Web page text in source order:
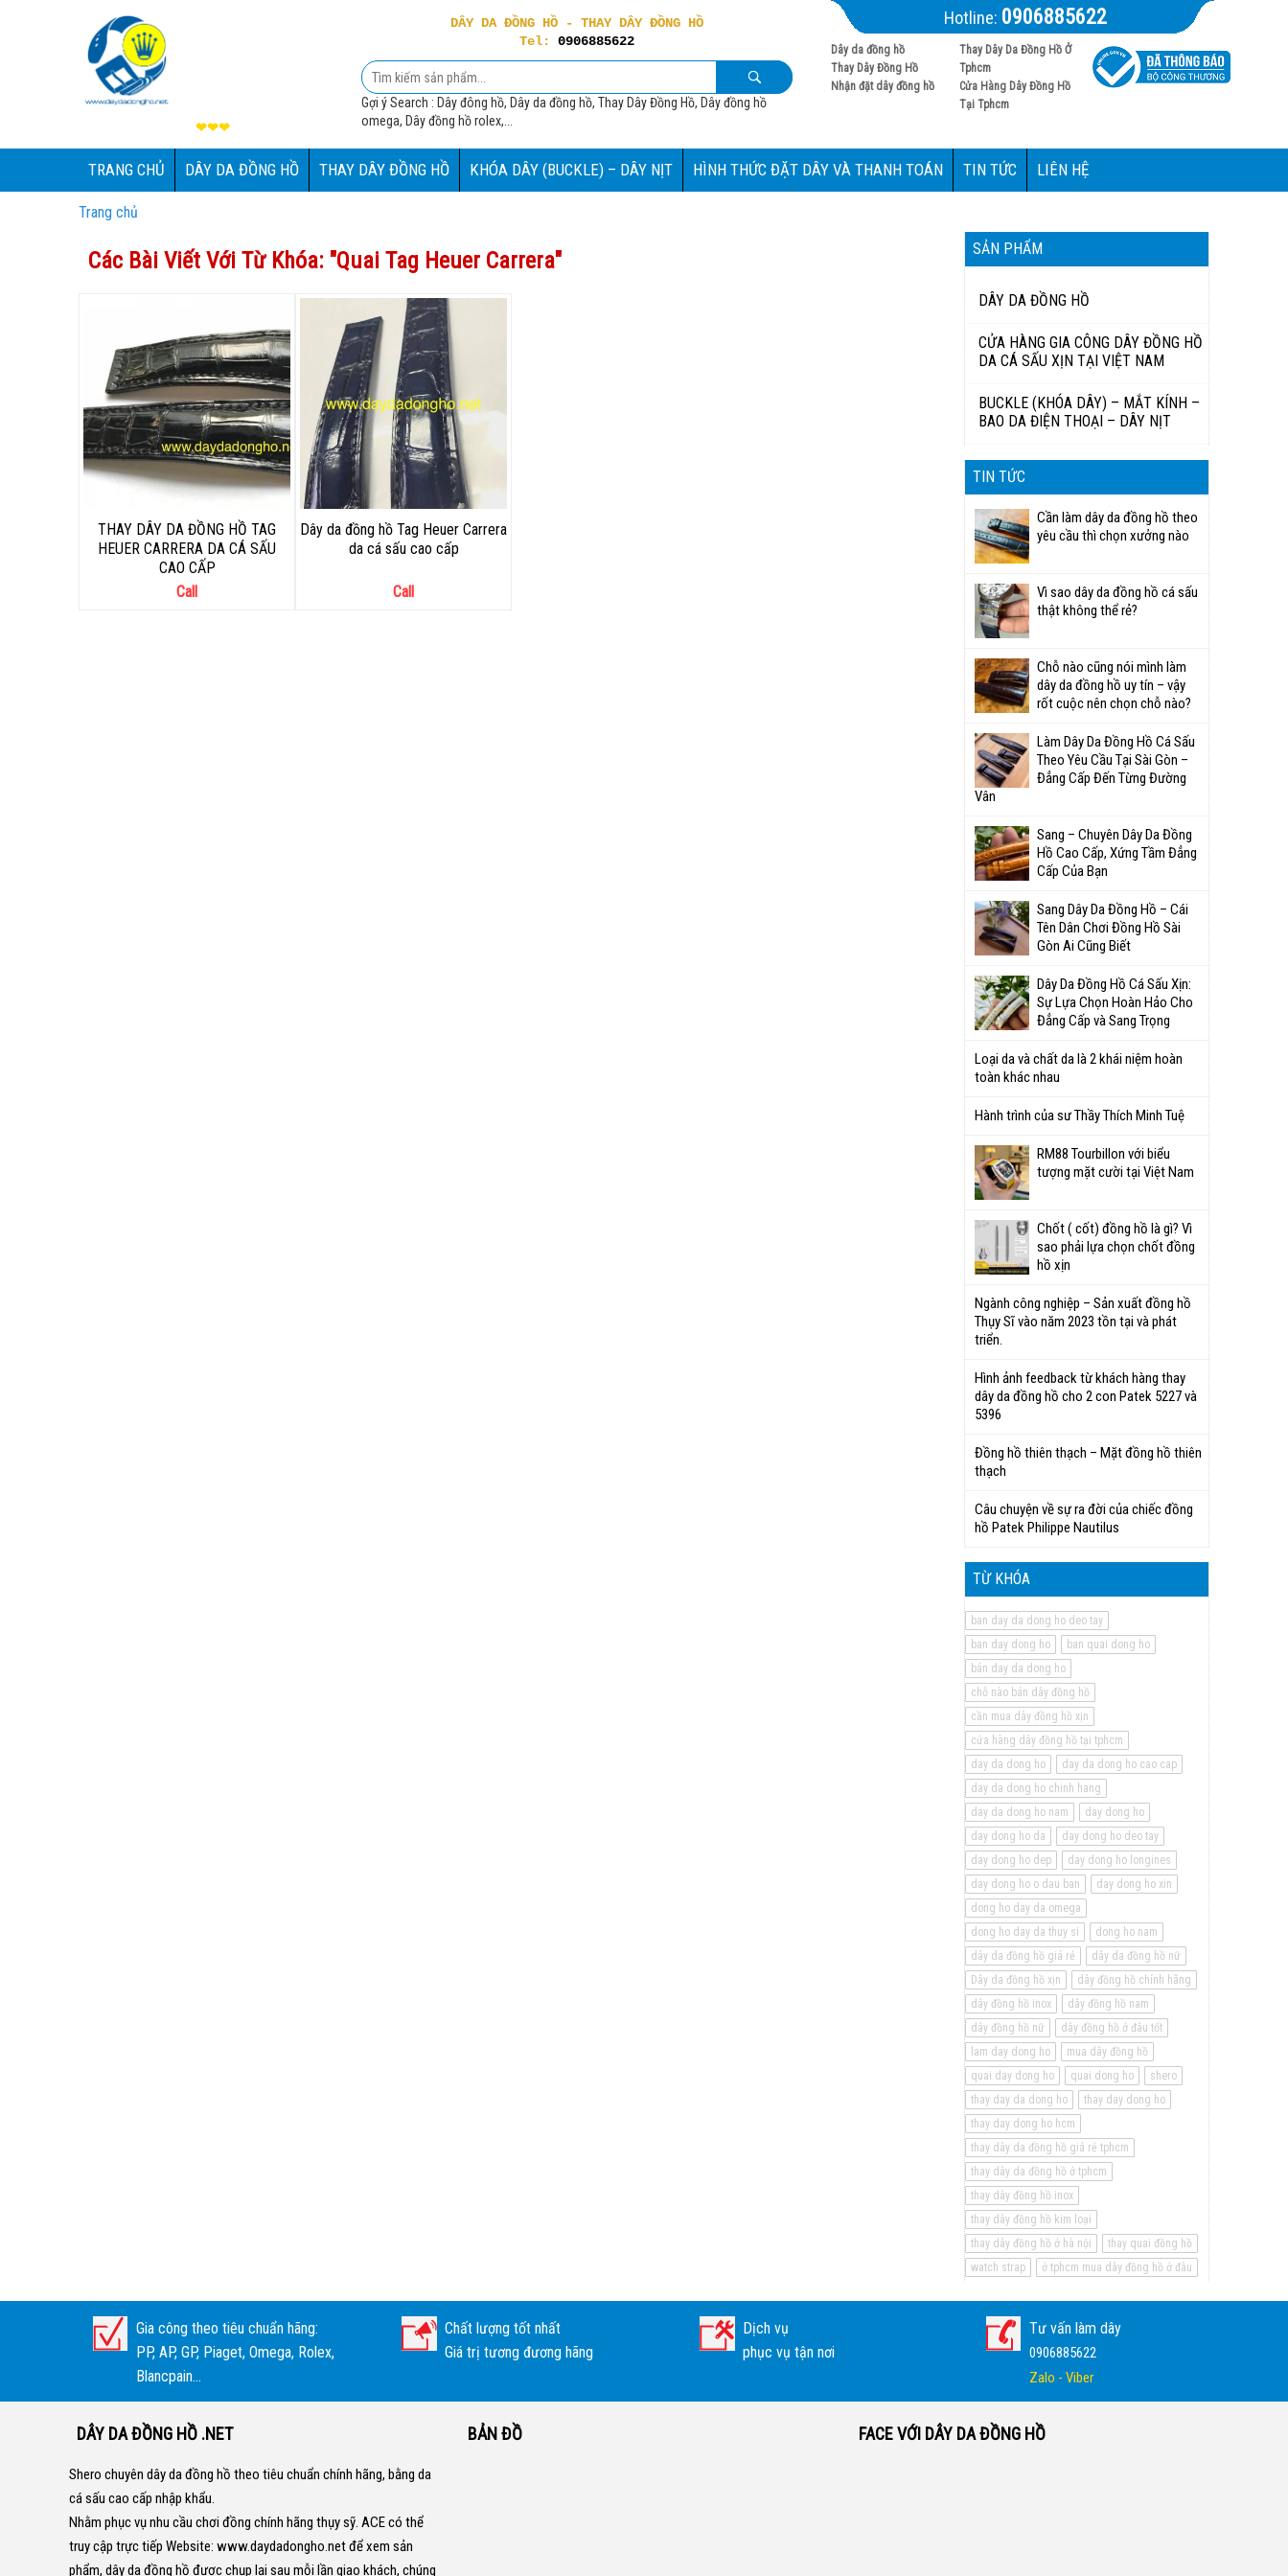
❤❤❤
DÂY DA ĐỒNG HỒ - THAY DÂY ĐỒNG HỒ
Tel: 0906885622
Gợi ý Search : Dây đông hồ, Dây da đồng hồ, Thay Dây Đồng Hồ, Dây đồng hồ
omega, Dây đồng hồ rolex,...
Hotline: 0906885622
Dây da đồng hồ
Thay Dây Đồng Hồ
Nhận đặt dây đồng hồ
Thay Dây Da Đồng Hồ Ở
Tphcm
Cửa Hàng Dây Đồng Hồ
Tại Tphcm
TRANG CHỦ DÂY DA ĐỒNG HỒ THAY DÂY ĐỒNG HỒ KHÓA DÂY (BUCKLE) – DÂY NỊT HÌNH THỨC ĐẶT DÂY VÀ THANH TOÁN TIN TỨC LIÊN HỆ
Trang chủ
Các Bài Viết Với Từ Khóa: "Quai Tag Heuer Carrera"
THAY DÂY DA ĐỒNG HỒ TAG
HEUER CARRERA DA CÁ SẤU
CAO CẤP
Call
Dây da đồng hồ Tag Heuer Carrera
da cá sấu cao cấp
Call
SẢN PHẨM
DÂY DA ĐỒNG HỒ
CỬA HÀNG GIA CÔNG DÂY ĐỒNG HỒ
DA CÁ SẤU XỊN TẠI VIỆT NAM
BUCKLE (KHÓA DÂY) – MẮT KÍNH –
BAO DA ĐIỆN THOẠI – DÂY NỊT
TIN TỨC
Cần làm dây da đồng hồ theo
yêu cầu thì chọn xưởng nào
Vì sao dây da đồng hồ cá sấu
thật không thể rẻ?
Chỗ nào cũng nói mình làm
dây da đồng hồ uy tín – vậy
rốt cuộc nên chọn chỗ nào?
Làm Dây Da Đồng Hồ Cá Sấu
Theo Yêu Cầu Tại Sài Gòn –
Đẳng Cấp Đến Từng Đường
Vân
Sang – Chuyên Dây Da Đồng
Hồ Cao Cấp, Xứng Tầm Đẳng
Cấp Của Bạn
Sang Dây Da Đồng Hồ – Cái
Tên Dân Chơi Đồng Hồ Sài
Gòn Ai Cũng Biết
Dây Da Đồng Hồ Cá Sấu Xịn:
Sự Lựa Chọn Hoàn Hảo Cho
Đẳng Cấp và Sang Trọng
Loại da và chất da là 2 khái niệm hoàn
toàn khác nhau
Hành trình của sư Thầy Thích Minh Tuệ
RM88 Tourbillon với biểu
tượng mặt cười tại Việt Nam
Chốt ( cốt) đồng hồ là gì? Vì
sao phải lựa chọn chốt đồng
hồ xịn
Ngành công nghiệp – Sản xuất đồng hồ
Thụy Sĩ vào năm 2023 tồn tại và phát
triển.
Hình ảnh feedback từ khách hàng thay
dây da đồng hồ cho 2 con Patek 5227 và
5396
Đồng hồ thiên thạch – Mặt đồng hồ thiên
thạch
Câu chuyện về sự ra đời của chiếc đồng
hồ Patek Philippe Nautilus
TỪ KHÓA
ban day da dong ho deo tay
ban day dong ho
ban quai dong ho
bán day da dong ho
chỗ nào bán dây đồng hồ
cần mua dây đồng hồ xịn
cửa hàng dây đồng hồ tại tphcm
day da dong ho
day da dong ho cao cap
day da dong ho chinh hang
day da dong ho nam
day dong ho
day dong ho da
day dong ho deo tay
day dong ho dep
day dong ho longines
day dong ho o dau ban
day dong ho xin
dong ho day da omega
dong ho day da thuy si
dong ho nam
dây da đồng hồ giá rẻ
dây da đồng hồ nữ
Dây da đồng hồ xịn
dây đồng hồ chính hãng
dây đồng hồ inox
dây đồng hồ nam
dây đồng hồ nữ
dây đồng hồ ở đâu tốt
lam day dong ho
mua dây đồng hồ
quai day dong ho
quai dong ho
shero
thay day da dong ho
thay day dong ho
thay day dong ho hcm
thay dây da đồng hồ giá rẻ tphcm
thay dây da đồng hồ ở tphcm
thay dây đồng hồ inox
thay dây đồng hồ kim loại
thay dây đồng hồ ở hà nội
thay quai đồng hồ
watch strap
ở tphcm mua dây đồng hồ ở đâu
Gia công theo tiêu chuẩn hãng:
PP, AP, GP, Piaget, Omega, Rolex,
Blancpain...
Chất lượng tốt nhất
Giá trị tương đương hãng
Dịch vụ
phục vụ tận nơi
Tư vấn làm dây
0906885622
Zalo - Viber
DÂY DA ĐỒNG HỒ .NET
Shero chuyên dây da đồng hồ theo tiêu chuẩn chính hãng, bằng da
cá sấu cao cấp nhập khẩu.
Nhằm phục vụ nhu cầu chơi đồng chính hãng thụy sỹ. ACE có thể
truy cập trực tiếp Website: www.daydadongho.netđể xem sản
phẩm, dây da đồng hồ được chụp lại sau mỗi lần giao khách, chúng
BẢN ĐỒ FACE VỚI DÂY DA ĐỒNG HỒ